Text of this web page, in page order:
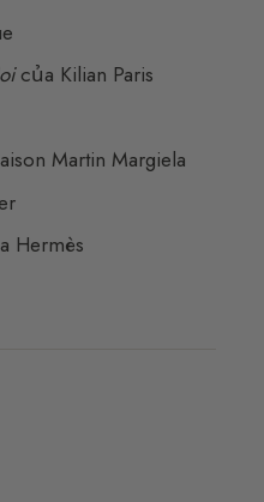
của Kilian Paris
Martin Margiela
Hermès